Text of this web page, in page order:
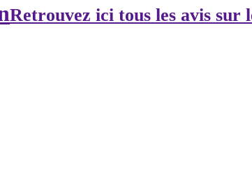
Retrouvez ici tous les avis sur